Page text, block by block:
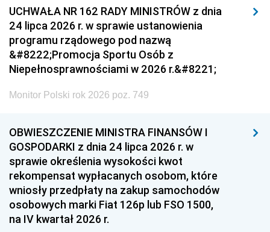
UCHWAŁA NR 162 RADY MINISTRÓW z dnia
24 lipca 2026 r. w sprawie ustanowienia
programu rządowego pod nazwą
&#8222;Promocja Sportu Osób z
Niepełnosprawnościami w 2026 r.&#8221;
Monitor Polski rok 2026 poz. 749
OBWIESZCZENIE MINISTRA FINANSÓW I
GOSPODARKI z dnia 24 lipca 2026 r. w
sprawie określenia wysokości kwot
rekompensat wypłacanych osobom, które
wniosły przedpłaty na zakup samochodów
osobowych marki Fiat 126p lub FSO 1500,
na IV kwartał 2026 r.